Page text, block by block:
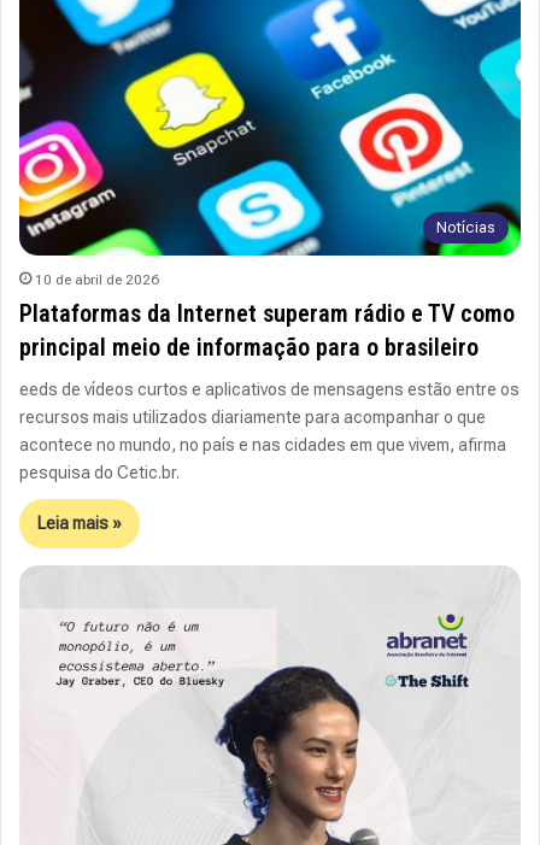
Notícias
10 de abril de 2026
Plataformas da Internet superam rádio e TV como
principal meio de informação para o brasileiro
eeds de vídeos curtos e aplicativos de mensagens estão entre os
recursos mais utilizados diariamente para acompanhar o que
acontece no mundo, no país e nas cidades em que vivem, afirma
pesquisa do Cetic.br.
Leia mais »